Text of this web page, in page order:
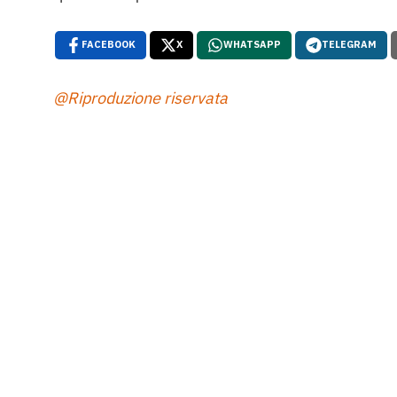
FACEBOOK X WHATSAPP TELEGRAM
@Riproduzione riservata